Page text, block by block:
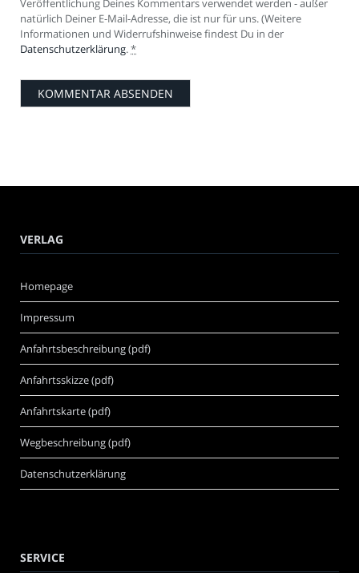
Veröffentlichung Deines Kommentars verwendet werden - außer
natürlich Deiner E-Mail-Adresse, die ist nur für uns. (Weitere
Informationen und Widerrufshinweise findest Du in der
Datenschutzerklärung.*
VERLAG
Homepage
Impressum
Anfahrtsbeschreibung (pdf)
Anfahrtsskizze (pdf)
Anfahrtskarte (pdf)
Wegbeschreibung (pdf)
Datenschutzerklärung
SERVICE